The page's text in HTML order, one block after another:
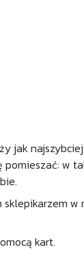
jak
w
w
kart.